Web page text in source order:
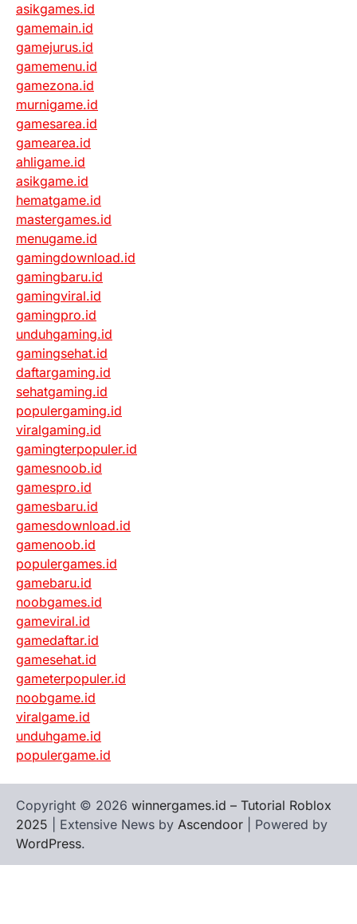
asikgames.id
gamemain.id
gamejurus.id
gamemenu.id
gamezona.id
murnigame.id
gamesarea.id
gamearea.id
ahligame.id
asikgame.id
hematgame.id
mastergames.id
menugame.id
gamingdownload.id
gamingbaru.id
gamingviral.id
gamingpro.id
unduhgaming.id
gamingsehat.id
daftargaming.id
sehatgaming.id
populergaming.id
viralgaming.id
gamingterpopuler.id
gamesnoob.id
gamespro.id
gamesbaru.id
gamesdownload.id
gamenoob.id
populergames.id
gamebaru.id
noobgames.id
gameviral.id
gamedaftar.id
gamesehat.id
gameterpopuler.id
noobgame.id
viralgame.id
unduhgame.id
populergame.id
Copyright © 2026 winnergames.id – Tutorial Roblox
2025 | Extensive News by Ascendoor | Powered by
WordPress.